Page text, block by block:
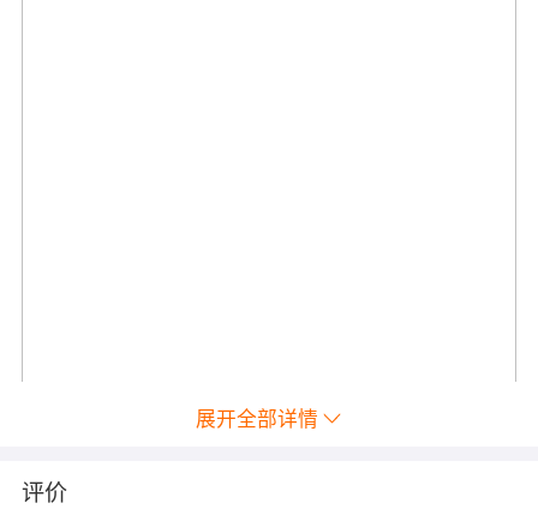
展开全部详情
评价